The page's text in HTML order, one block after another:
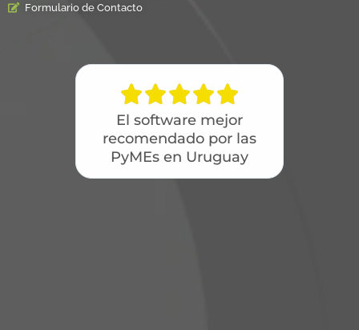
Formulario de Contacto

El software mejor
recomendado por las
PyMEs en Uruguay